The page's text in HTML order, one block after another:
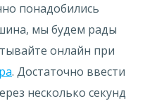
понадобились
мы будем рады
онлайн при
. Достаточно ввести
несколько секунд